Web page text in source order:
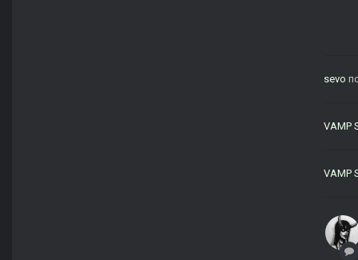
sevo
VAMP
VAMP